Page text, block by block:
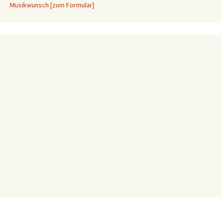
Musikwunsch [zum Formular]